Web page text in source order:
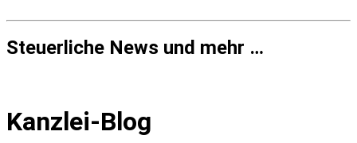
Steuerliche News und mehr …
Kanzlei-Blog